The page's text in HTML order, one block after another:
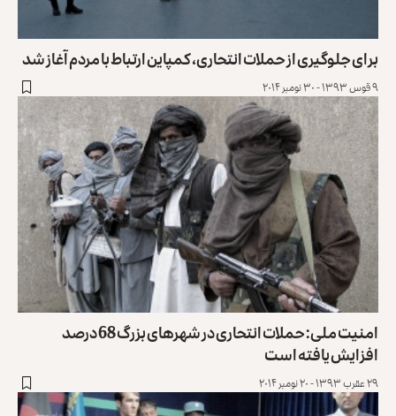
برای جلوگیری از حملات انتحاری، کمپاین ارتباط با مردم آغاز شد
۹ قوس ۱۳۹۳ - ۳۰ نومبر ۲۰۱۴
امنیت ملی: حملات انتحاری در شهرهای بزرگ 68 درصد
افزایش یافته است
۲۹ عقرب ۱۳۹۳ - ۲۰ نومبر ۲۰۱۴